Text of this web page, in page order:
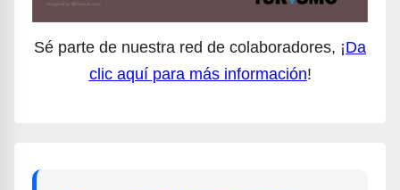
Sé parte de nuestra red de colaboradores, ¡Da
clic aquí para más información!